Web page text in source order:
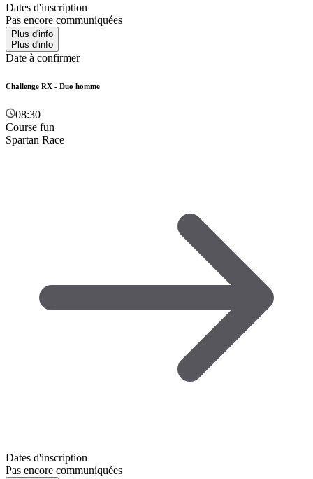
Dates d'inscription
Pas encore communiquées
Plus d'info
Plus d'info
Date à confirmer
Challenge RX - Duo homme
08:30
Course fun
Spartan Race
Dates d'inscription
Pas encore communiquées